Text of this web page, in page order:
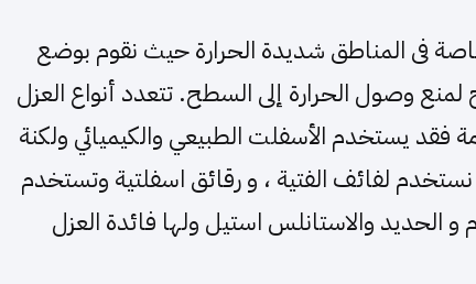
فى المناطق شديدة الحرارة حيث نقوم بوضع
وصول الحرارة إلى السطح. تتعدد أنواع العزل
يستخدم الأسفلت الطبيعي والكيميائي ولكنة
لفائف الفتية ، و رقائق اسفلتية وتستخدم
و الحديد والاستانلس استيل ولها فائدة العزل